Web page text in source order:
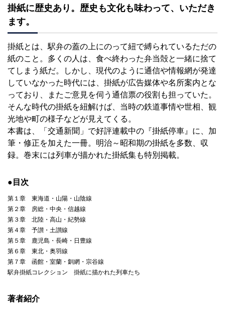
掛紙に歴史あり。歴史も文化も味わって、いただき
ます。
掛紙とは、駅弁の蓋の上にのって紐で縛られているただの
紙のこと。多くの人は、食べ終わった弁当殻と一緒に捨て
てしまう紙だ。しかし、現代のように通信や情報網が発達
していなかった時代には、掛紙が広告媒体や名所案内とな
っており、またご意見を伺う通信票の役割も担っていた。
そんな時代の掛紙を紐解けば、当時の鉄道事情や世相、観
光地や町の様子などが見えてくる。
本書は、「交通新聞」で好評連載中の『掛紙停車』に、加
筆・修正を加えた一冊。明治～昭和期の掛紙を多数、収
録。巻末には列車が描かれた掛紙集も特別掲載。
●目次
第１章 東海道・山陽・山陰線
第２章 房総・中央・信越線
第３章 北陸・高山・紀勢線
第４章 予讃・土讃線
第５章 鹿児島・長崎・日豊線
第６章 東北・奥羽線
第７章 函館・室蘭・釧網・宗谷線
駅弁掛紙コレクション 掛紙に描かれた列車たち
著者紹介